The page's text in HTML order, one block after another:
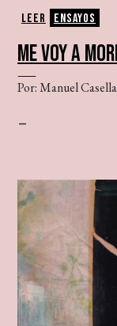
Leer Ensayos
ME VOY A
Por: Manuel Casella
–